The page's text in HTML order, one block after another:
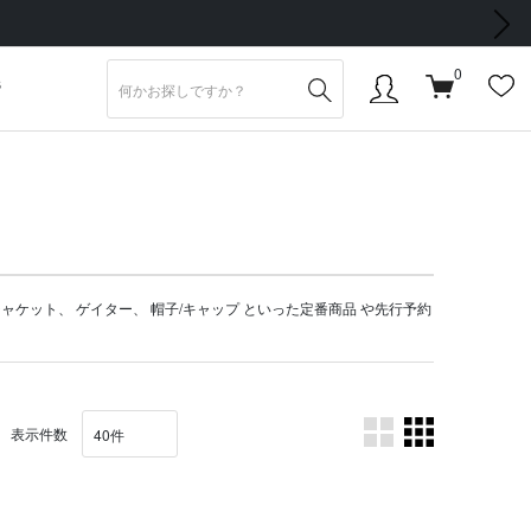
次の画像
0
ケット ゲイター 帽子/キャップといった定番商品 や先行予約
表示件数